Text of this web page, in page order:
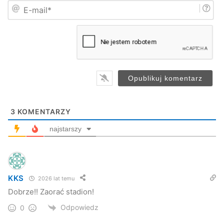
Czarni Jasło jamuła miasto
Podkulski trener
m
3 KOMENTARZY
najstarszy
KKS 2026 lat temu
Dobrze!! Zaorać stadion!
0 Odpowiedz